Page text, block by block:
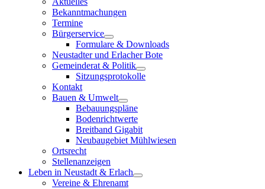
Bekanntmachungen
Termine
Bürgerservice
Formulare & Downloads
Neustadter und Erlacher Bote
Gemeinderat & Politik
Sitzungsprotokolle
Kontakt
Bauen & Umwelt
Bebauungspläne
Bodenrichtwerte
Breitband Gigabit
Neubaugebiet Mühlwiesen
Ortsrecht
Stellenanzeigen
Leben in Neustadt & Erlach
Vereine & Ehrenamt